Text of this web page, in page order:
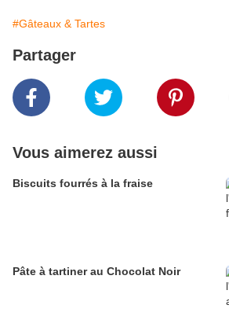
#Gâteaux & Tartes
Partager
Vous aimerez aussi
Biscuits fourrés à la fraise
Pâte à tartiner au Chocolat Noir